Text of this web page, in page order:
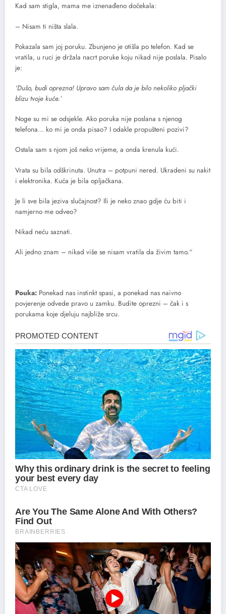
Kad sam stigla, mama me iznenađeno dočekala:
– Nisam ti ništa slala.
Pokazala sam joj poruku. Zbunjeno je otišla po telefon. Kad se
vratila, u ruci je držala nacrt poruke koju nikad nije poslala. Pisalo
je:
‘Dušo, budi oprezna! Upravo sam čula da je bilo nekoliko pljački
blizu tvoje kuće.’
Noge su mi se odsjekle. Ako poruka nije poslana s njenog
telefona… ko mi je onda pisao? I odakle propušteni pozivi?
Ostala sam s njom još neko vrijeme, a onda krenula kući.
Vrata su bila odškrinuta. Unutra – potpuni nered. Ukradeni su nakit
i elektronika. Kuća je bila opljačkana.
Je li sve bila jeziva slučajnost? Ili je neko znao gdje ću biti i
namjerno me odveo?
Nikad neću saznati.
Ali jedno znam – nikad više se nisam vratila da živim tamo.“
Pouka: Ponekad nas instinkt spasi, a ponekad nas naivno
povjerenje odvede pravo u zamku. Budite oprezni – čak i s
porukama koje djeluju najbliže srcu.